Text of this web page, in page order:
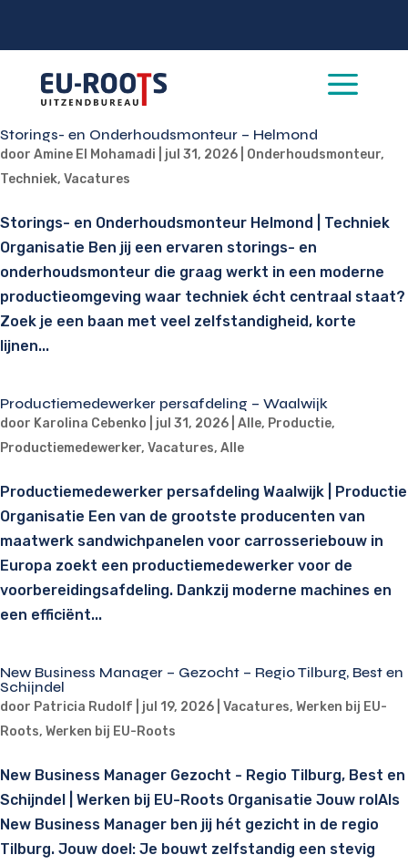
a
Storings- en Onderhoudsmonteur – Helmond
door Amine El Mohamadi jul 31, 2026 Onderhoudsmonteur,
Techniek, Vacatures
Storings- en Onderhoudsmonteur Helmond | Techniek
Organisatie Ben jij een ervaren storings- en
onderhoudsmonteur die graag werkt in een moderne
productieomgeving waar techniek écht centraal staat?
Zoek je een baan met veel zelfstandigheid, korte
lijnen...
Productiemedewerker persafdeling – Waalwijk
door Karolina Cebenko jul 31, 2026 Alle, Productie,
Productiemedewerker, Vacatures, Alle
Productiemedewerker persafdeling Waalwijk | Productie
Organisatie Een van de grootste producenten van
maatwerk sandwichpanelen voor carrosseriebouw in
Europa zoekt een productiemedewerker voor de
voorbereidingsafdeling. Dankzij moderne machines en
een efficiënt...
New Business Manager – Gezocht – Regio Tilburg, Best en
Schijndel
door Patricia Rudolf jul 19, 2026 Vacatures, Werken bij EU-
Roots, Werken bij EU-Roots
New Business Manager Gezocht - Regio Tilburg, Best en
Schijndel | Werken bij EU-Roots Organisatie Jouw rolAls
New Business Manager ben jij hét gezicht in de regio
Tilburg. Jouw doel: Je bouwt zelfstandig een stevig